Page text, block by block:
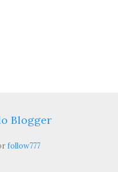
Blogger
follow777